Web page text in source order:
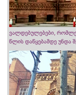
ვალდებულებები,
წლის დაწყებამდე უნდა